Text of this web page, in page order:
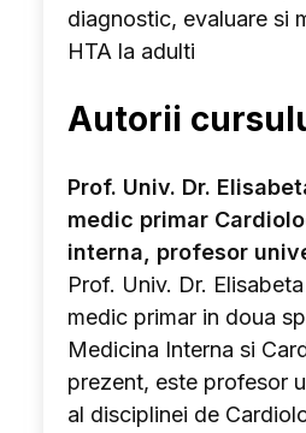
diagnostic, evaluare si
HTA la adulti
Autorii
Prof. Univ. Dr.
medic primar
interna, profesor
Prof. Univ. Dr.
medic primar in doua
Medicina Interna si
prezent, este profesor
al disciplinei de